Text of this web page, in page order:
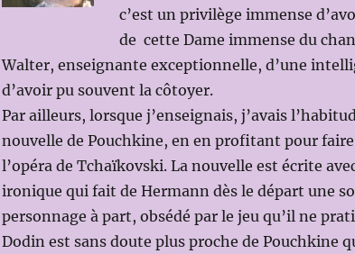
c’est un privilège immense
de cette Dame immense du
Walter, enseignante exceptionnelle, d’une
d’avoir pu souvent la côtoyer.
Par ailleurs, lorsque j’enseignais, j’avais
nouvelle de Pouchkine, en en profitant pour
l’opéra de Tchaïkovski. La nouvelle est écrite
ironique qui fait de Hermann dès le départ une
personnage à part, obsédé par le jeu qu’il ne
Dodin est sans doute plus proche de Pouchkine